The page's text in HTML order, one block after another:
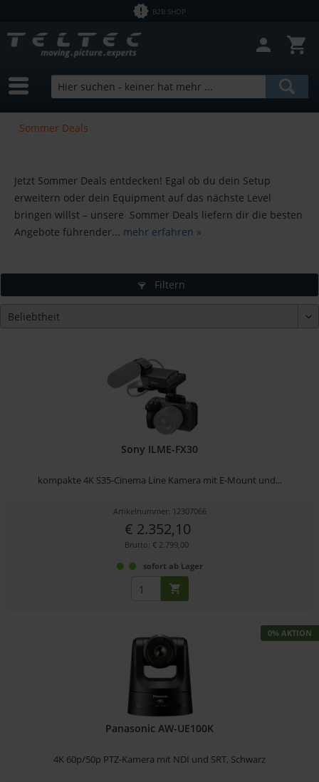
B2B SHOP
Sommer Deals
Jetzt Sommer Deals entdecken! Egal ob du dein Setup
erweitern oder dein Equipment auf das nächste Level
bringen willst – unsere Sommer Deals liefern dir die besten
Angebote führender... mehr erfahren »
Filtern
Sony ILME-FX30
kompakte 4K S35-Cinema Line Kamera mit E-Mount und...
Artikelnummer: 12307066
€ 2.352,10
Brutto: € 2.799,00
sofort ab Lager
0% AKTION
Panasonic AW-UE100K
4K 60p/50p PTZ-Kamera mit NDI und SRT, Schwarz